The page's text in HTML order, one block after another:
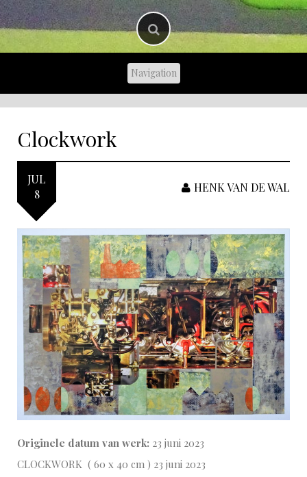
Clockwork
JUL
8
HENK VAN DE WAL
Originele datum van werk: 23 juni 2023
CLOCKWORK ( 60 x 40 cm ) 23 juni 2023